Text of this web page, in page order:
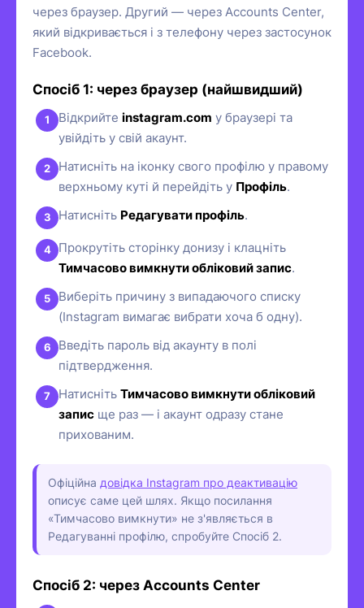
через браузер. Другий — через Accounts Center,
який відкривається і з телефону через застосунок
Facebook.
Спосіб 1: через браузер (найшвидший)
Відкрийте instagram.com у браузері та
увійдіть у свій акаунт.
Натисніть на іконку свого профілю у правому
верхньому куті й перейдіть у Профіль.
Натисніть Редагувати профіль.
Прокрутіть сторінку донизу і клацніть
Тимчасово вимкнути обліковий запис.
Виберіть причину з випадаючого списку
(Instagram вимагає вибрати хоча б одну).
Введіть пароль від акаунту в полі
підтвердження.
Натисніть Тимчасово вимкнути обліковий
запис ще раз — і акаунт одразу стане
прихованим.
Офіційна довідка Instagram про деактивацію
описує саме цей шлях. Якщо посилання
«Тимчасово вимкнути» не з'являється в
Редагуванні профілю, спробуйте Спосіб 2.
Спосіб 2: через Accounts Center